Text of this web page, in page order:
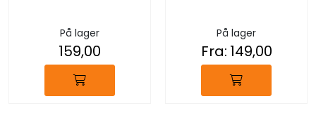
På lager
159,00
På lager
Fra: 149,00